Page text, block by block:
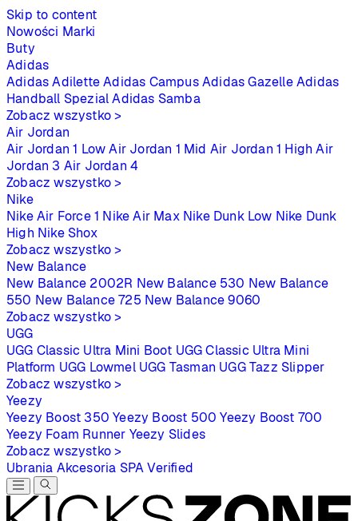
Skip to content
Nowości Marki
Buty
Adidas
Adidas Adilette Adidas Campus Adidas Gazelle Adidas
Handball Spezial Adidas Samba
Zobacz wszystko >
Air Jordan
Air Jordan 1 Low Air Jordan 1 Mid Air Jordan 1 High Air
Jordan 3 Air Jordan 4
Zobacz wszystko >
Nike
Nike Air Force 1 Nike Air Max Nike Dunk Low Nike Dunk
High Nike Shox
Zobacz wszystko >
New Balance
New Balance 2002R New Balance 530 New Balance
550 New Balance 725 New Balance 9060
Zobacz wszystko >
UGG
UGG Classic Ultra Mini Boot UGG Classic Ultra Mini
Platform UGG Lowmel UGG Tasman UGG Tazz Slipper
Zobacz wszystko >
Yeezy
Yeezy Boost 350 Yeezy Boost 500 Yeezy Boost 700
Yeezy Foam Runner Yeezy Slides
Zobacz wszystko >
Ubrania Akcesoria SPAVerified